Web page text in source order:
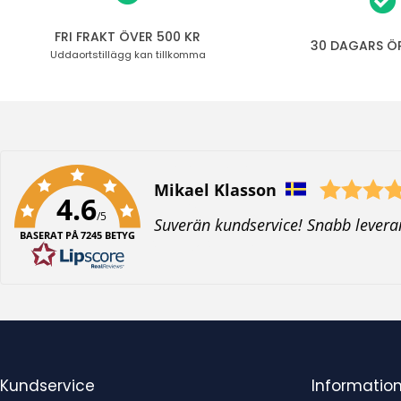
FRI FRAKT ÖVER 500 KR
Uddaortstillägg kan tillkomma 30 DAGARS
4.6/5
BASERAT PÅ 7245 BETYG
Författare:
Mikael Klasson
T
Suverän kundservice! Snabb
Kundservice Information